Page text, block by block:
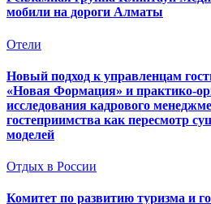
мобили на дороги Алматы
Отели
Новый подход к управленцам
«Новая Формация» и практико-
исследования кадрового
гостеприимства как пересмотр
моделей
Отдых в России
Комитет по развитию туризма и